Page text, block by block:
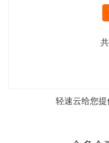
共
轻速云给您提